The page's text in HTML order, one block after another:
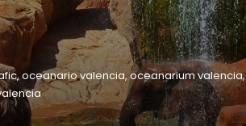
,oceanario valencia,oceanarium valencia,